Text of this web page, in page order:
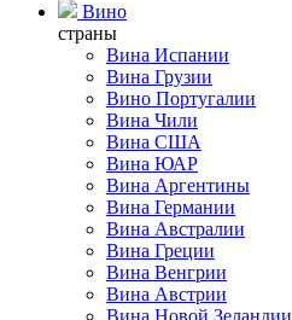
Вино
страны
Вина Испании
Вина Грузии
Вино Португалии
Вина Чили
Вина США
Вина ЮАР
Вина Аргентины
Вина Германии
Вина Австралии
Вина Греции
Вина Венгрии
Вина Австрии
Вина Новой Зеландии